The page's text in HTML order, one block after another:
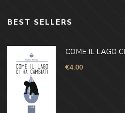
BEST SELLERS
COME IL LAGO
€4.00